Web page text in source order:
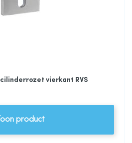
cilinderrozet vierkant RVS
Toon product